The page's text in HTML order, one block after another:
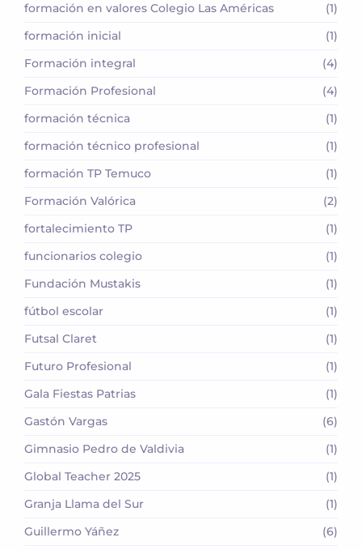
formación en valores Colegio Las Américas
(1)
formación inicial
(1)
Formación integral
(4)
Formación Profesional
(4)
formación técnica
(1)
formación técnico profesional
(1)
formación TP Temuco
(1)
Formación Valórica
(2)
fortalecimiento TP
(1)
funcionarios colegio
(1)
Fundación Mustakis
(1)
fútbol escolar
(1)
Futsal Claret
(1)
Futuro Profesional
(1)
Gala Fiestas Patrias
(1)
Gastón Vargas
(6)
Gimnasio Pedro de Valdivia
(1)
Global Teacher 2025
(1)
Granja Llama del Sur
(1)
Guillermo Yáñez
(6)